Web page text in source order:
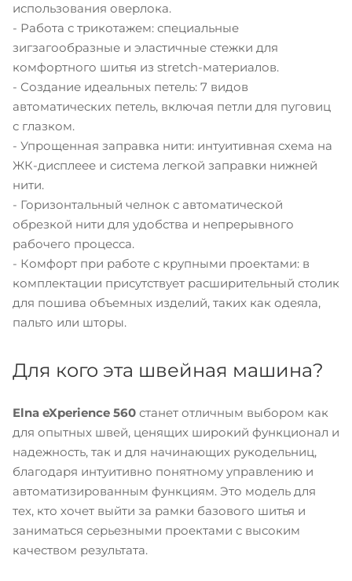
использования оверлока.
- Работа с трикотажем: специальные
зигзагообразные и эластичные стежки для
комфортного шитья из stretch-материалов.
- Создание идеальных петель: 7 видов
автоматических петель, включая петли для пуговиц
с глазком.
- Упрощенная заправка нити: интуитивная схема на
ЖК-дисплеее и система легкой заправки нижней
нити.
- Горизонтальный челнок с автоматической
обрезкой нити для удобства и непрерывного
рабочего процесса.
- Комфорт при работе с крупными проектами: в
комплектации присутствует расширительный столик
для пошива объемных изделий, таких как одеяла,
пальто или шторы.
Для кого эта швейная машина?
Elna eXperience 560 станет отличным выбором как
для опытных швей, ценящих широкий функционал и
надежность, так и для начинающих рукодельниц,
благодаря интуитивно понятному управлению и
автоматизированным функциям. Это модель для
тех, кто хочет выйти за рамки базового шитья и
заниматься серьезными проектами с высоким
качеством результата.